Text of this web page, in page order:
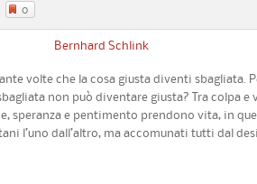
0
Bernhard Schlink
volte che la cosa giusta diventi sbagliata.
non può diventare giusta? Tra colpa e
speranza e pentimento prendono vita, in
l’uno dall’altro, ma accomunati tutti dal